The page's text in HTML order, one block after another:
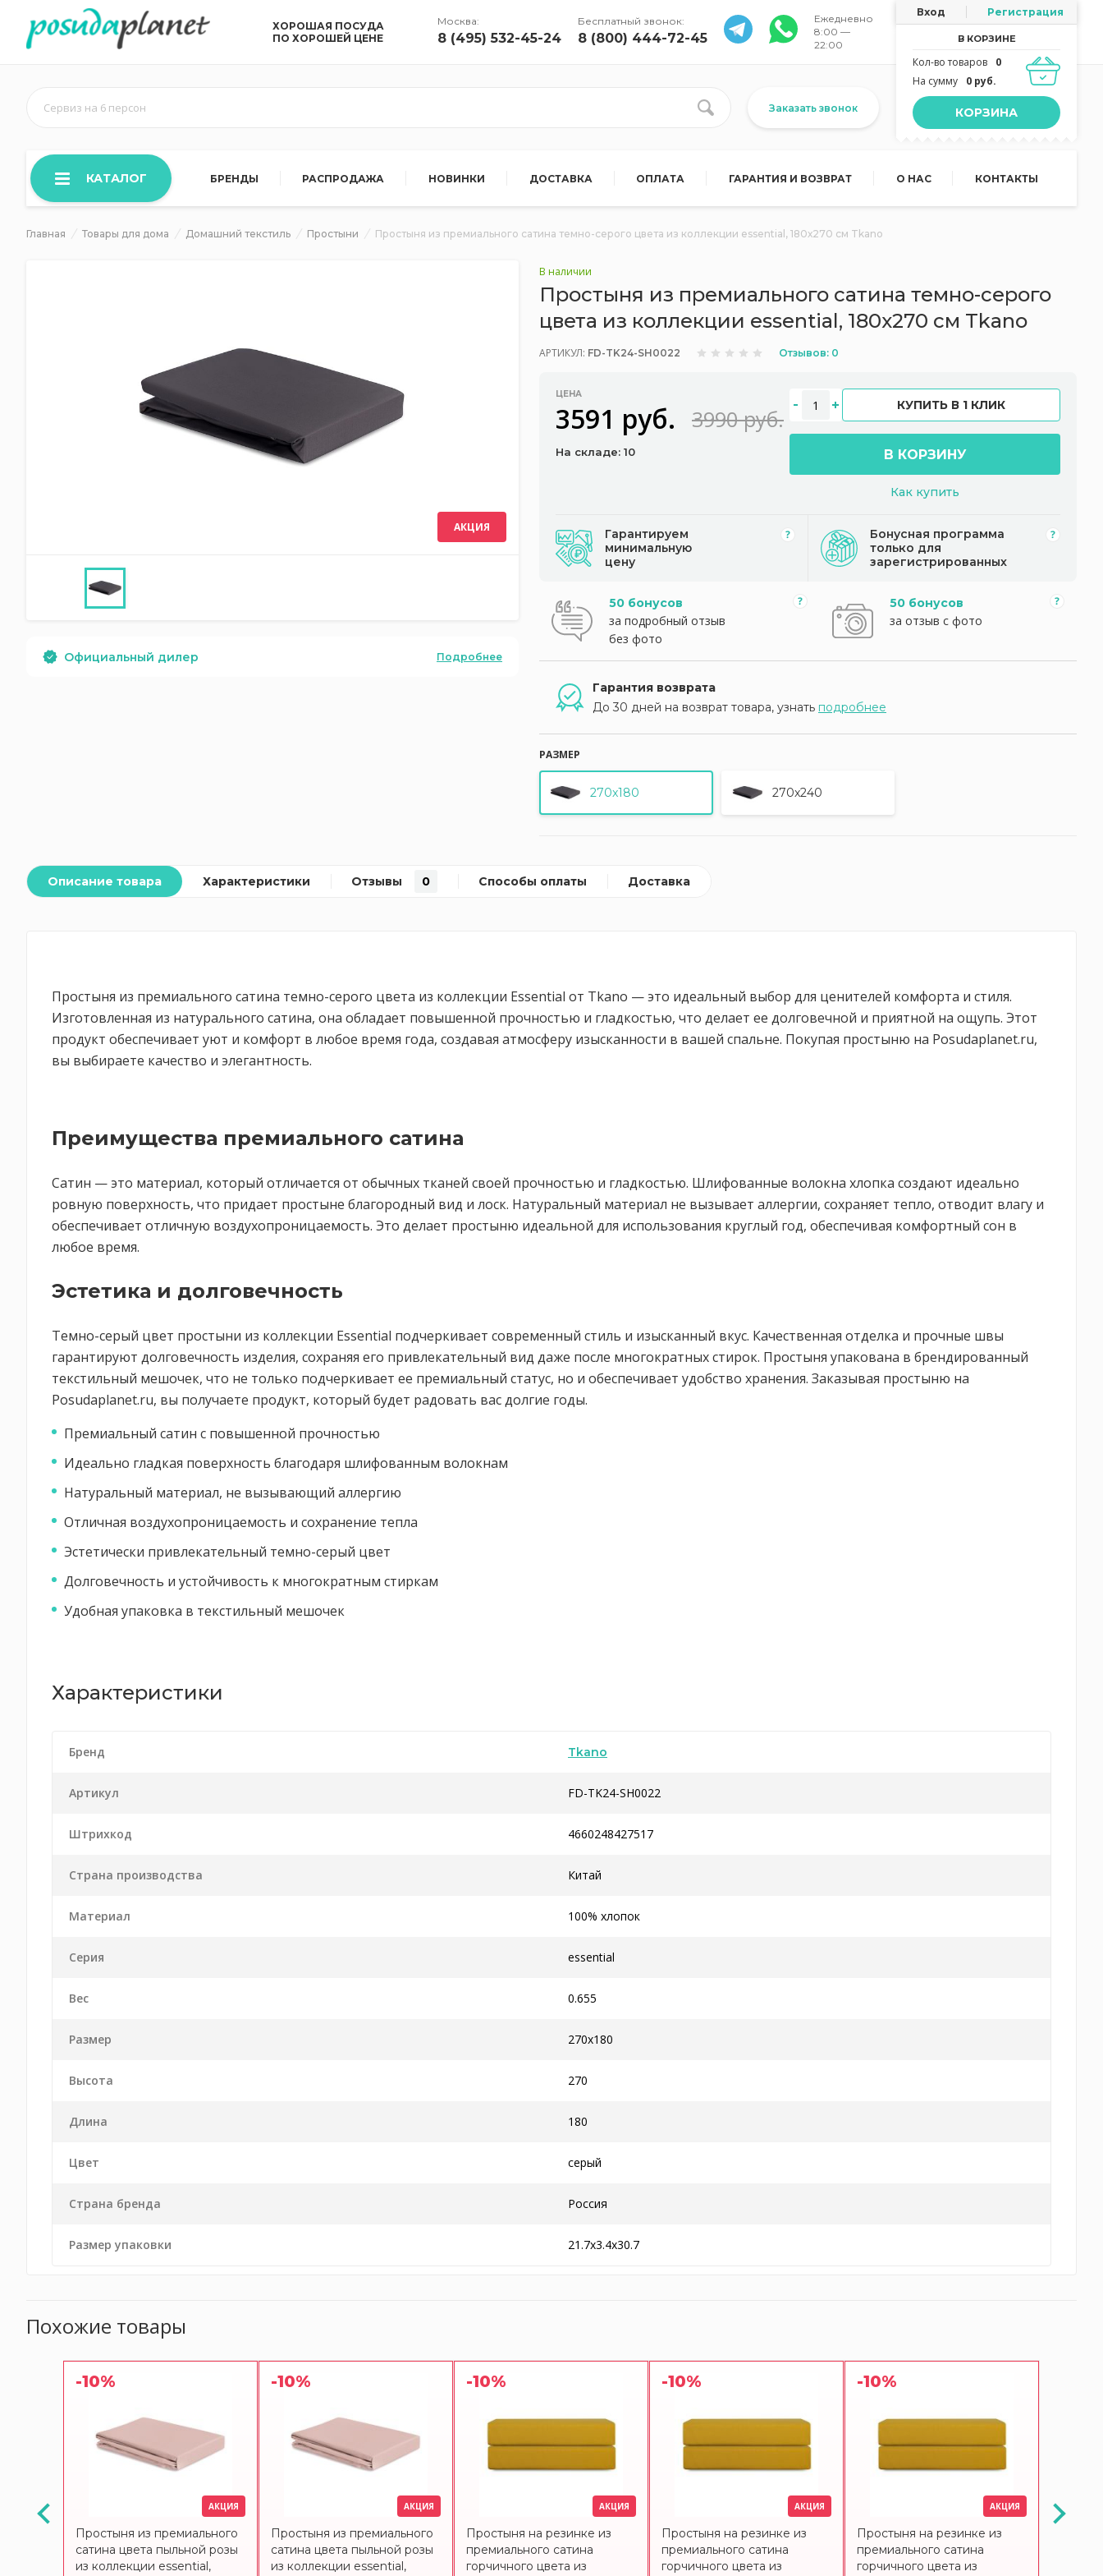
ХОРОШАЯ ПОСУДА
ПО ХОРОШЕЙ ЦЕНЕ
Москва:
8 (495) 532-45-24
Бесплатный звонок:
8 (800) 444-72-45
Ежедневно
8:00 —
22:00
Вход Регистрация
В КОРЗИНЕ
Кол-во товаров
0
На сумму
0 руб.
КОРЗИНА
Сервиз на 6 персон Заказать звонок
КАТАЛОГ БРЕНДЫ РАСПРОДАЖА НОВИНКИ ДОСТАВКА ОПЛАТА ГАРАНТИЯ И ВОЗВРАТ О НАС КОНТАКТЫ
Главная Товары для дома Домашний текстиль Простыни Простыня из премиального сатина темно-серого цвета из коллекции essential, 180х270 см Tkano
АКЦИЯ
Официальный дилер Подробнее
В наличии
Простыня из премиального сатина темно-серого
цвета из коллекции essential, 180х270 см Tkano
АРТИКУЛ: FD-TK24-SH0022 Отзывов: 0
ЦЕНА
3591 руб. 3990 руб.
На складе: 10
КУПИТЬ В 1 КЛИК
В КОРЗИНУ
Как купить
Гарантируем
минимальную
цену
Бонусная программа
только для
зарегистрированных
50 бонусов
за подробный отзыв
без фото
50 бонусов
за отзыв с фото
Гарантия возврата
До 30 дней на возврат товара, узнать подробнее
РАЗМЕР
270x180 270x240
Описание товара Характеристики Отзывы 0 Способы оплаты Доставка
Простыня из премиального сатина темно-серого цвета из коллекции Essential от Tkano — это идеальный выбор для ценителей комфорта и стиля.
Изготовленная из натурального сатина, она обладает повышенной прочностью и гладкостью, что делает ее долговечной и приятной на ощупь. Этот
продукт обеспечивает уют и комфорт в любое время года, создавая атмосферу изысканности в вашей спальне. Покупая простыню на Posudaplanet.ru,
вы выбираете качество и элегантность.
Преимущества премиального сатина
Сатин — это материал, который отличается от обычных тканей своей прочностью и гладкостью. Шлифованные волокна хлопка создают идеально
ровную поверхность, что придает простыне благородный вид и лоск. Натуральный материал не вызывает аллергии, сохраняет тепло, отводит влагу и
обеспечивает отличную воздухопроницаемость. Это делает простыню идеальной для использования круглый год, обеспечивая комфортный сон в
любое время.
Эстетика и долговечность
Темно-серый цвет простыни из коллекции Essential подчеркивает современный стиль и изысканный вкус. Качественная отделка и прочные швы
гарантируют долговечность изделия, сохраняя его привлекательный вид даже после многократных стирок. Простыня упакована в брендированный
текстильный мешочек, что не только подчеркивает ее премиальный статус, но и обеспечивает удобство хранения. Заказывая простыню на
Posudaplanet.ru, вы получаете продукт, который будет радовать вас долгие годы.
Премиальный сатин с повышенной прочностью
Идеально гладкая поверхность благодаря шлифованным волокнам
Натуральный материал, не вызывающий аллергию
Отличная воздухопроницаемость и сохранение тепла
Эстетически привлекательный темно-серый цвет
Долговечность и устойчивость к многократным стиркам
Удобная упаковка в текстильный мешочек
Характеристики
Бренд Tkano
Артикул FD-TK24-SH0022
Штрихкод 4660248427517
Страна производства Китай
Материал 100% хлопок
Серия essential
Вес 0.655
Размер 270x180
Высота 270
Длина 180
Цвет серый
Страна бренда Россия
Размер упаковки 21.7x3.4x30.7
Похожие товары
АКЦИЯ
-10%
АКЦИЯ
Простыня из премиального
сатина цвета пыльной розы
из коллекции essential,
-10%
АКЦИЯ
Простыня из премиального
сатина цвета пыльной розы
из коллекции essential,
-10%
АКЦИЯ
Простыня на резинке из
премиального сатина
горчичного цвета из
-10%
АКЦИЯ
Простыня на резинке из
премиального сатина
горчичного цвета из
-10%
АКЦИЯ
Простыня на резинке из
премиального сатина
горчичного цвета из